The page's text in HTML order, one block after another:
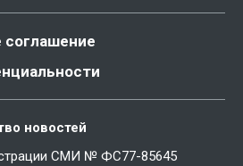
соглашение
новостей
СМИ № ФС77-85645